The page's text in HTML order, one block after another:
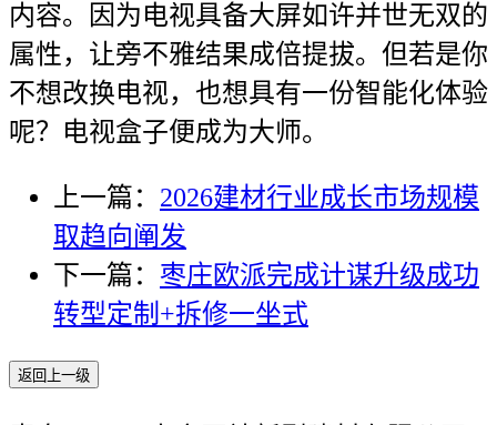
内容。因为电视具备大屏如许并世无双的
属性，让旁不雅结果成倍提拔。但若是你
不想改换电视，也想具有一份智能化体验
呢？电视盒子便成为大师。
上一篇： 2026建材行业成长市场规模
取趋向阐发
下一篇： 枣庄欧派完成计谋升级成功
转型定制+拆修一坐式
返回上一级